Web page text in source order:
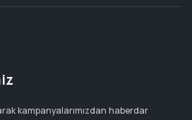
kampanyalarımızdan haberdar